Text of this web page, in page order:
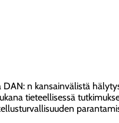
n kansainvälistä
tieteellisessä